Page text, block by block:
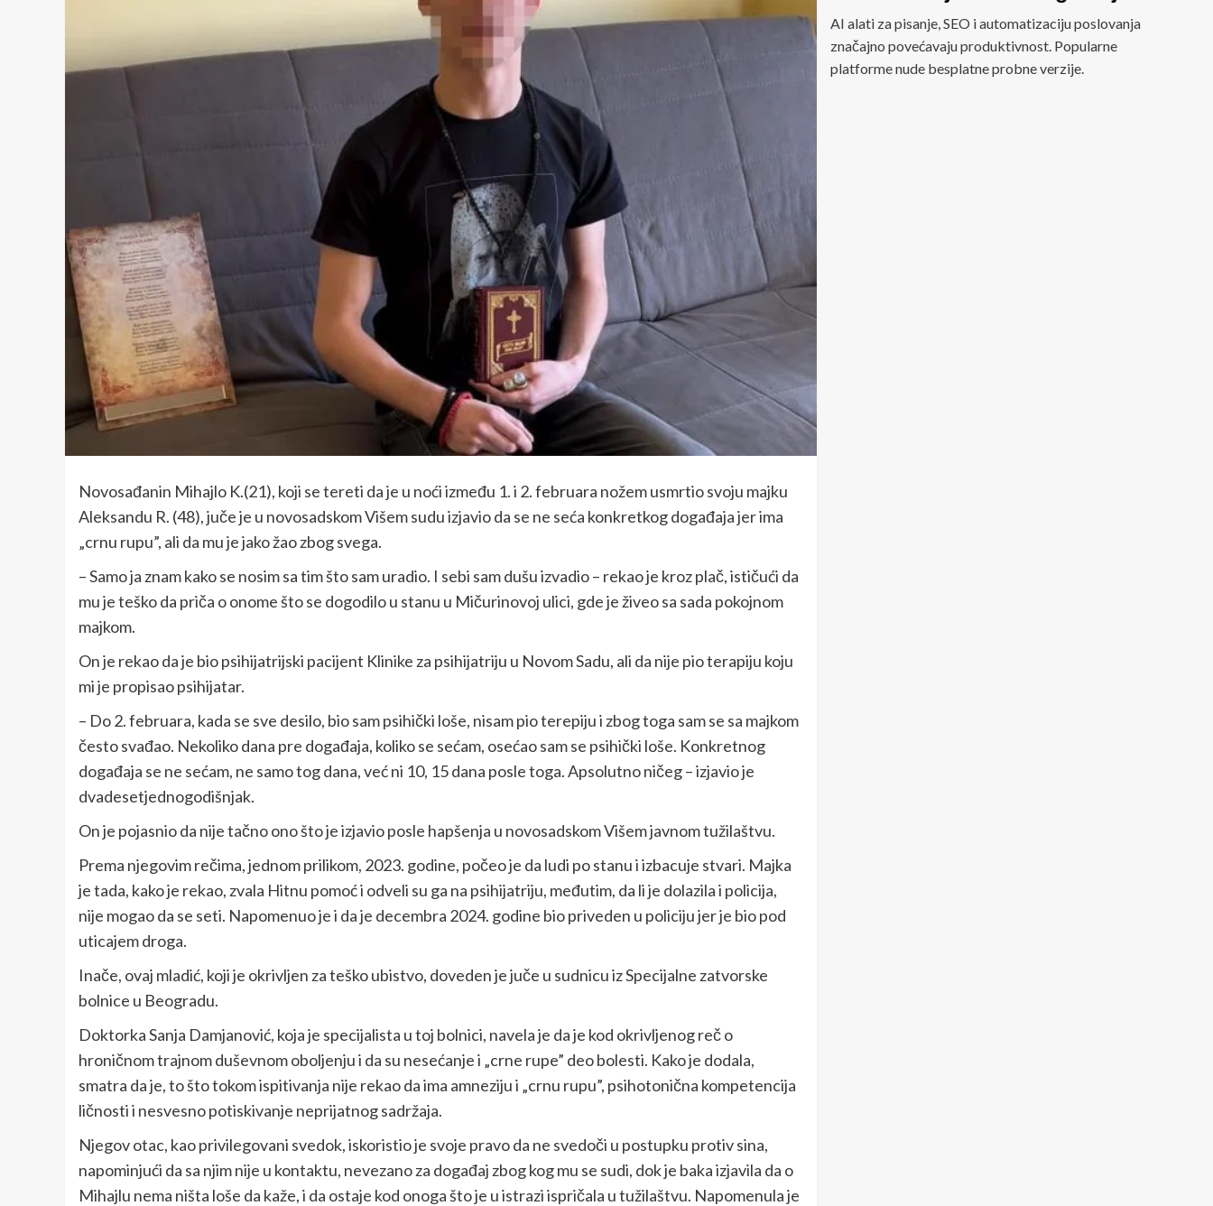
Novosađanin Mihajlo K.(21), koji se tereti da je u noći između 1. i 2. februara nožem usmrtio svoju majku
Aleksandu R. (48), juče je u novosadskom Višem sudu izjavio da se ne seća konkretkog događaja jer ima
„crnu rupu”, ali da mu je jako žao zbog svega.
– Samo ja znam kako se nosim sa tim što sam uradio. I sebi sam dušu izvadio – rekao je kroz plač, ističući da
mu je teško da priča o onome što se dogodilo u stanu u Mičurinovoj ulici, gde je živeo sa sada pokojnom
majkom.
On je rekao da je bio psihijatrijski pacijent Klinike za psihijatriju u Novom Sadu, ali da nije pio terapiju koju
mi je propisao psihijatar.
– Do 2. februara, kada se sve desilo, bio sam psihički loše, nisam pio terepiju i zbog toga sam se sa majkom
često svađao. Nekoliko dana pre događaja, koliko se sećam, osećao sam se psihički loše. Konkretnog
događaja se ne sećam, ne samo tog dana, već ni 10, 15 dana posle toga. Apsolutno ničeg – izjavio je
dvadesetjednogodišnjak.
On je pojasnio da nije tačno ono što je izjavio posle hapšenja u novosadskom Višem javnom tužilaštvu.
Prema njegovim rečima, jednom prilikom, 2023. godine, počeo je da ludi po stanu i izbacuje stvari. Majka
je tada, kako je rekao, zvala Hitnu pomoć i odveli su ga na psihijatriju, međutim, da li je dolazila i policija,
nije mogao da se seti. Napomenuo je i da je decembra 2024. godine bio priveden u policiju jer je bio pod
uticajem droga.
Inače, ovaj mladić, koji je okrivljen za teško ubistvo, doveden je juče u sudnicu iz Specijalne zatvorske
bolnice u Beogradu.
Doktorka Sanja Damjanović, koja je specijalista u toj bolnici, navela je da je kod okrivljenog reč o
hroničnom trajnom duševnom oboljenju i da su nesećanje i „crne rupe” deo bolesti. Kako je dodala,
smatra da je, to što tokom ispitivanja nije rekao da ima amneziju i „crnu rupu”, psihotonična kompetencija
ličnosti i nesvesno potiskivanje neprijatnog sadržaja.
Njegov otac, kao privilegovani svedok, iskoristio je svoje pravo da ne svedoči u postupku protiv sina,
napominjući da sa njim nije u kontaktu, nevezano za događaj zbog kog mu se sudi, dok je baka izjavila da o
Mihajlu nema ništa loše da kaže, i da ostaje kod onoga što je u istrazi ispričala u tužilaštvu. Napomenula je
AI alati za pisanje, SEO i automatizaciju poslovanja
značajno povećavaju produktivnost. Popularne
platforme nude besplatne probne verzije.